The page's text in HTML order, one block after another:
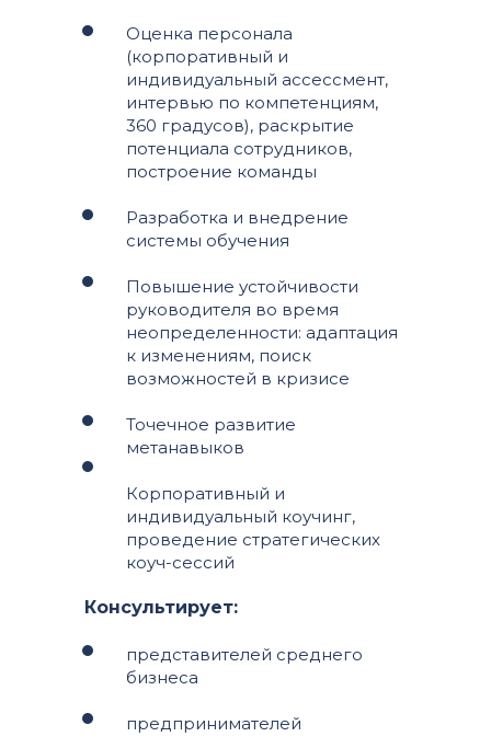
Оценка персонала
(корпоративный и
индивидуальный ассессмент,
интервью по компетенциям,
360 градусов), раскрытие
потенциала сотрудников,
построение команды
Разработка и внедрение
системы обучения
Повышение устойчивости
руководителя во время
неопределенности: адаптация
к изменениям, поиск
возможностей в кризисе
Точечное развитие
метанавыков
Корпоративный и
индивидуальный коучинг,
проведение стратегических
коуч-сессий
Консультирует:
представителей среднего
бизнеса
предпринимателей